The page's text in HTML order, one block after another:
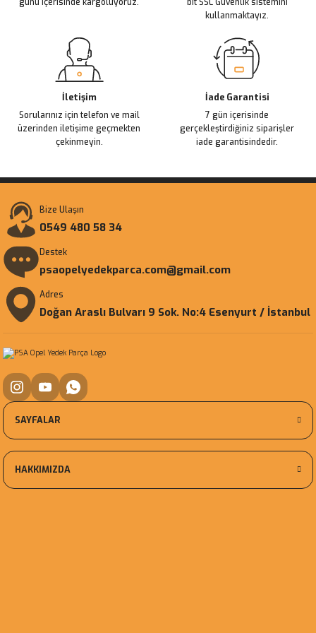
kullanmaktayız.
İletişim
Sorularınız için telefon ve mail
üzerinden iletişime geçmekten
çekinmeyin.
İade Garantisi
7 gün içerisinde
gerçekleştirdiğiniz siparişler
iade garantisindedir.
Bize Ulaşın
0549 480 58 34
Destek
psaopelyedekparca.com@gmail.com
Adres
Doğan Araslı Bulvarı 9 Sok. No:4 Esenyurt / İstanbul
SAYFALAR
HAKKIMIZDA